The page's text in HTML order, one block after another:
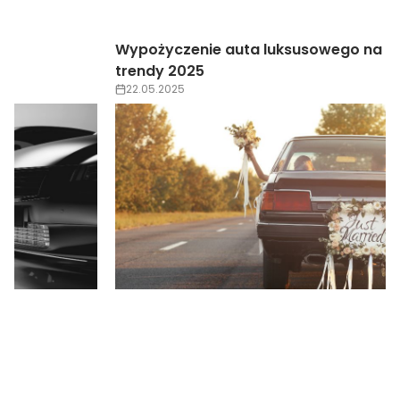
Wypożyczenie auta luksusowego na wesele –